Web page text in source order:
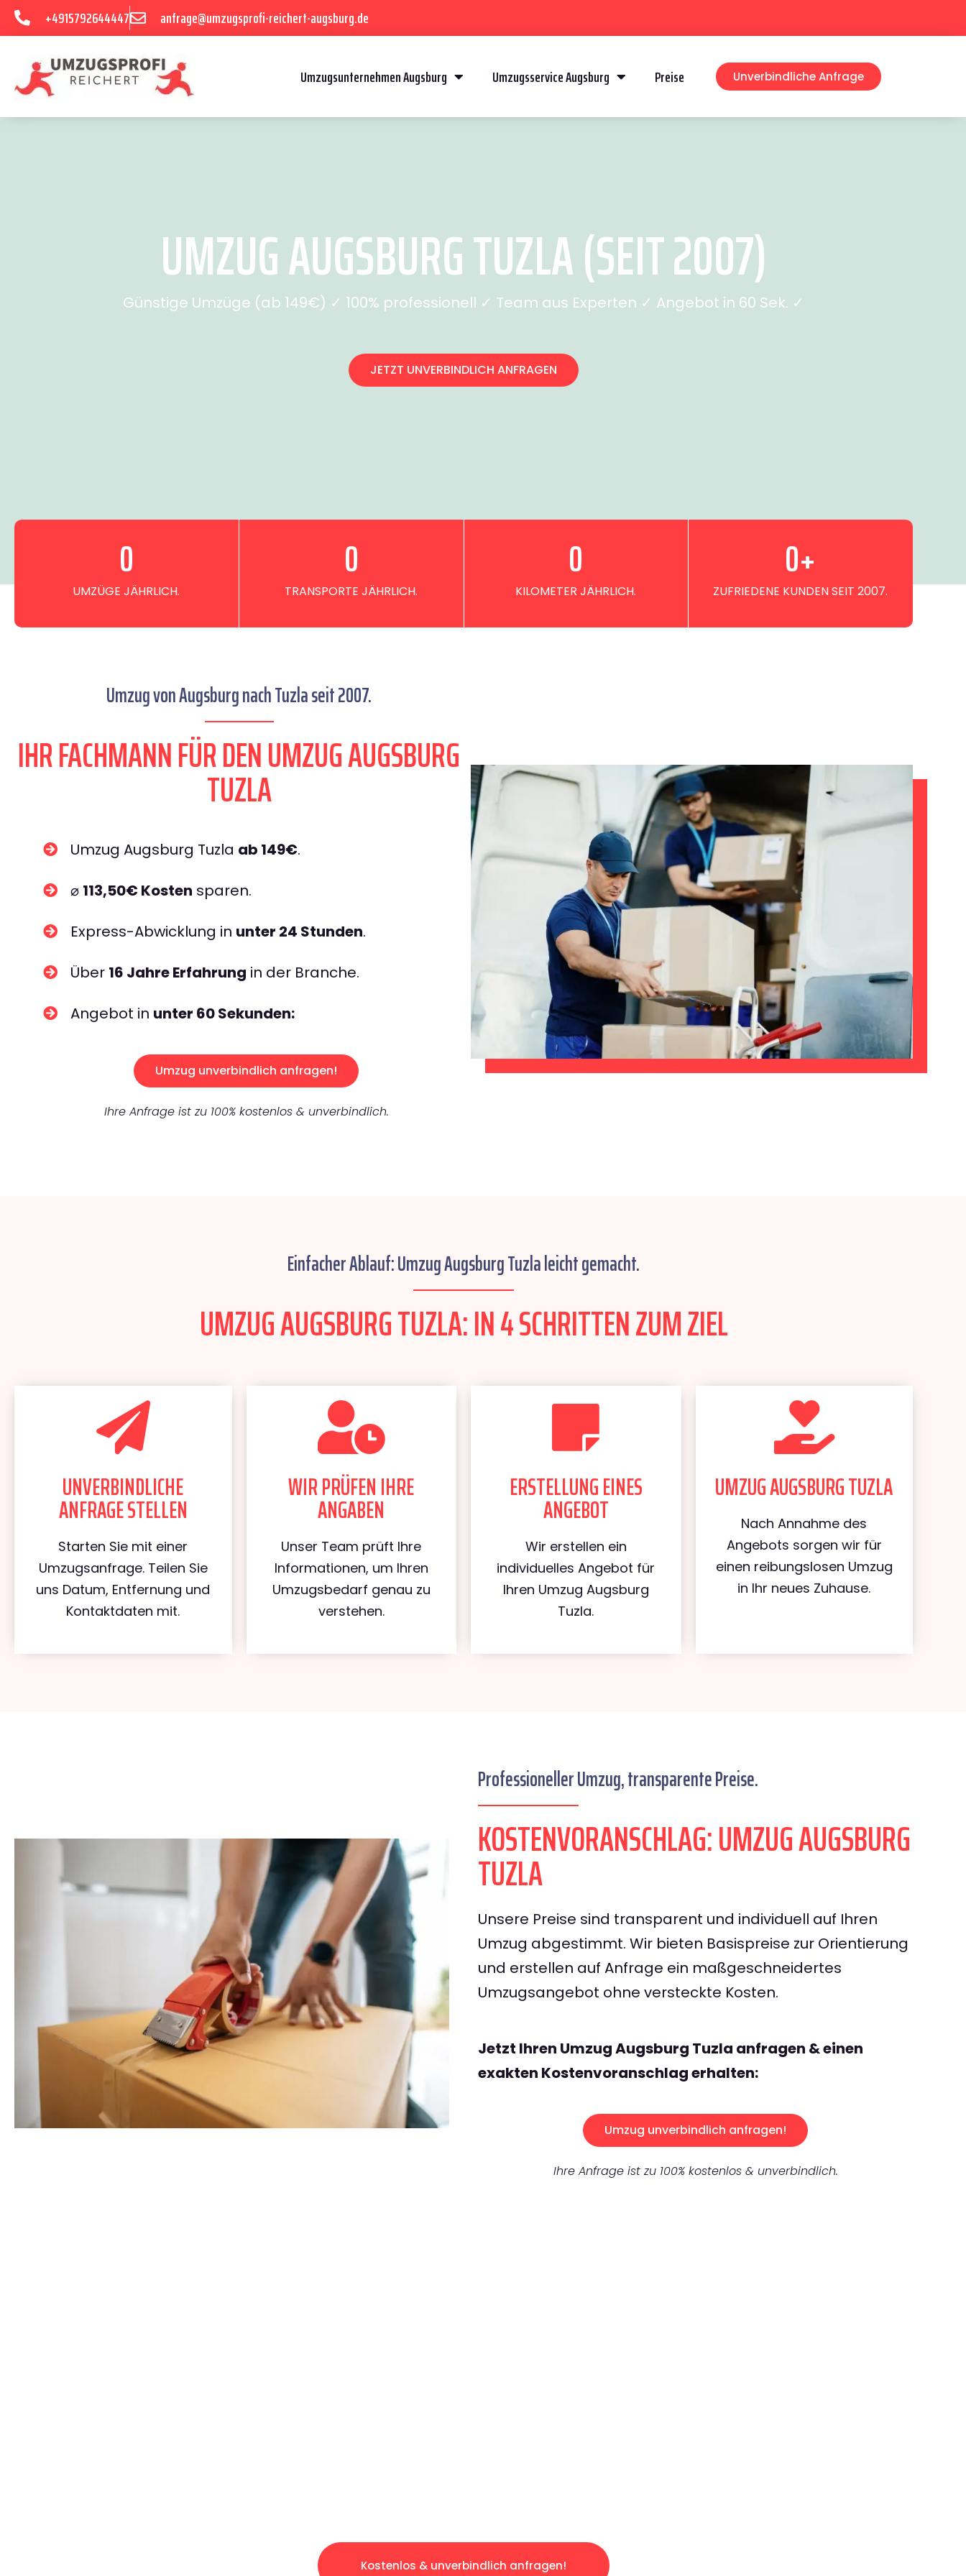
+4915792644447 anfrage@umzugsprofi-reichert-augsburg.de
Umzugsunternehmen Augsburg Umzugsservice Augsburg Preise Unverbindliche Anfrage
UMZUG AUGSBURG TUZLA (SEIT 2007)
Günstige Umzüge (ab 149€) ✓ 100% professionell ✓ Team aus Experten ✓ Angebot in 60 Sek. ✓
JETZT UNVERBINDLICH ANFRAGEN
UMZÜGE JÄHRLICH.
0
TRANSPORTE JÄHRLICH.
0
KILOMETER JÄHRLICH.
0
ZUFRIEDENE KUNDEN SEIT 2007.
0+
Umzug von Augsburg nach Tuzla seit 2007.
IHR FACHMANN FÜR DEN UMZUG AUGSBURG
TUZLA
Umzug Augsburg Tuzla ab 149€.
⌀ 113,50€ Kosten sparen.
Express-Abwicklung in unter 24 Stunden.
Über 16 Jahre Erfahrung in der Branche.
Angebot in unter 60 Sekunden:
Umzug unverbindlich anfragen!
Ihre Anfrage ist zu 100% kostenlos & unverbindlich.
Einfacher Ablauf: Umzug Augsburg Tuzla leicht gemacht.
UMZUG AUGSBURG TUZLA: IN 4 SCHRITTEN ZUM ZIEL
UNVERBINDLICHE
ANFRAGE STELLEN
Starten Sie mit einer
Umzugsanfrage. Teilen Sie
uns Datum, Entfernung und
Kontaktdaten mit.
WIR PRÜFEN IHRE
ANGABEN
Unser Team prüft Ihre
Informationen, um Ihren
Umzugsbedarf genau zu
verstehen.
ERSTELLUNG EINES
ANGEBOT
Wir erstellen ein
individuelles Angebot für
Ihren Umzug Augsburg
Tuzla.
UMZUG AUGSBURG TUZLA
Nach Annahme des
Angebots sorgen wir für
einen reibungslosen Umzug
in Ihr neues Zuhause.
Professioneller Umzug, transparente Preise.
KOSTENVORANSCHLAG: UMZUG AUGSBURG
TUZLA
Unsere Preise sind transparent und individuell auf Ihren
Umzug abgestimmt. Wir bieten Basispreise zur Orientierung
und erstellen auf Anfrage ein maßgeschneidertes
Umzugsangebot ohne versteckte Kosten.
Jetzt Ihren Umzug Augsburg Tuzla anfragen & einen
exakten Kostenvoranschlag erhalten:
Umzug unverbindlich anfragen!
Ihre Anfrage ist zu 100% kostenlos & unverbindlich.
Kostenlos & unverbindlich anfragen!